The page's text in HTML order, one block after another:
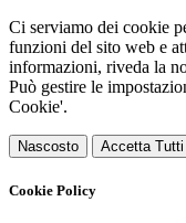
Ci serviamo dei cookie
funzioni del sito web e
informazioni, riveda la
Può gestire le
Cookie'.
Nascosto Accetta Tutti
Cookie Policy